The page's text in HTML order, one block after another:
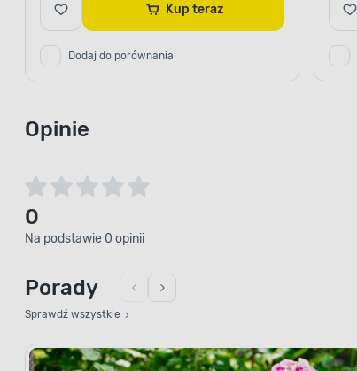
Kup teraz
Dodaj do porównania
Opinie
0
Na podstawie 0 opinii
Porady
Sprawdź wszystkie